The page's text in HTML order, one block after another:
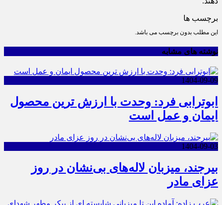
برچسب ها
این مطلب بدون برچسب می باشد.
نوشته های مشابه
1404-09-09
ابوترابی فرد: وحدت با ارزش ترین محصول
ایمان و عمل است
1404-09-03
بیرجند، میزبان لاله‌های بی‌نشان در روز
عزای مادر